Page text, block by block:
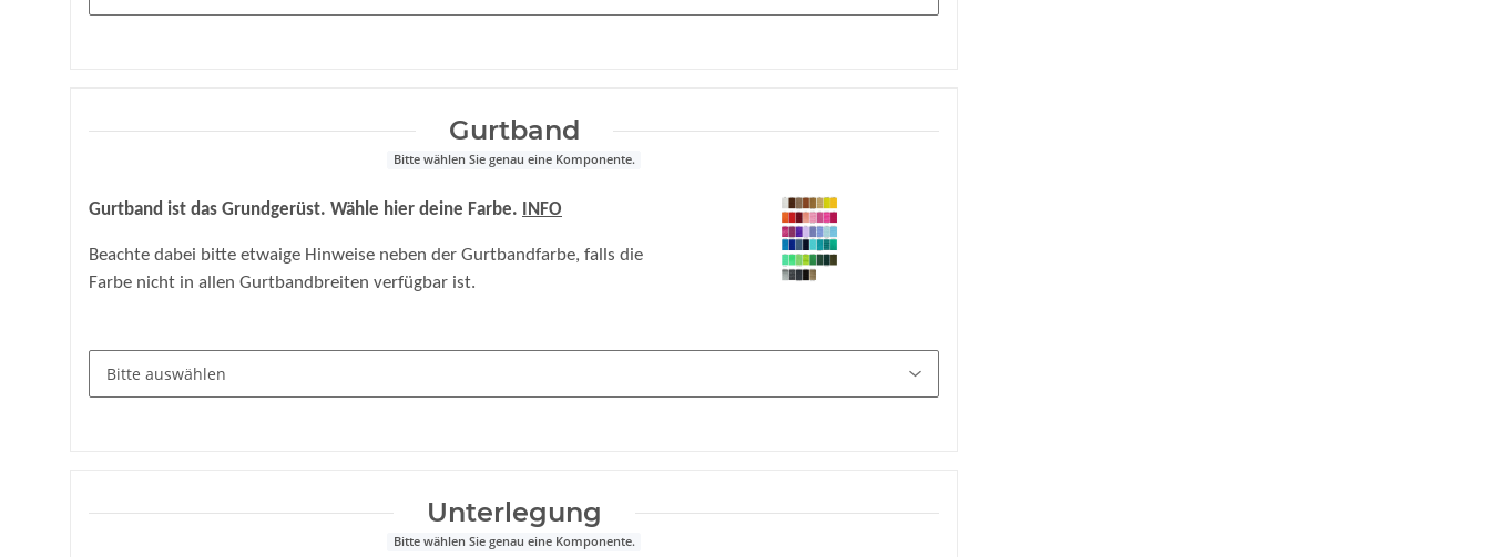
Gurtband
Bitte wählen Sie genau eine Komponente.
Gurtband ist das Grundgerüst. Wähle hier deine Farbe. INFO
Beachte dabei bitte etwaige Hinweise neben der Gurtbandfarbe, falls die
Farbe nicht in allen Gurtbandbreiten verfügbar ist.
Unterlegung
Bitte wählen Sie genau eine Komponente.